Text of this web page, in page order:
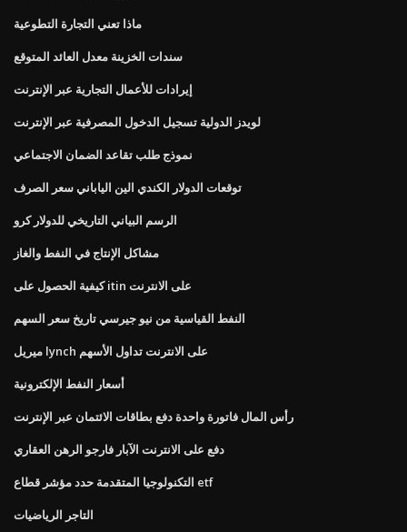
ماذا تعني التجارة التطوعية
سندات الخزينة معدل العائد المتوقع
إيرادات للأعمال التجارية عبر الإنترنت
لويدز الدولية تسجيل الدخول المصرفية عبر الإنترنت
نموذج طلب تقاعد الضمان الاجتماعي
توقعات الدولار الكندي الين الياباني سعر الصرف
الرسم البياني التاريخي للدولار كرو
مشاكل الإنتاج في النفط والغاز
كيفية الحصول على itin على الانترنت
النفط القياسية من نيو جيرسي تاريخ سعر السهم
ميريل lynch على الانترنت تداول الأسهم
أسعار النفط الإلكترونية
رأس المال فاتورة واحدة دفع بطاقات الائتمان عبر الإنترنت
دفع على الانترنت الآبار فارجو الرهن العقاري
التكنولوجيا المتقدمة حدد مؤشر قطاع etf
التاجر الرياضيات